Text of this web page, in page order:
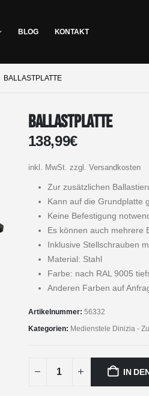
BLOG KONTAKT
BALLASTPLATTE
Ballastplatte
138,99€
inkl. MwSt. zzgl. Versandkosten
Zur zusätzlichen
Kann auf die Grundplatte
Keine Befestigung
Es können auch mehrere
Inklusive Stellschrauben
Material: Stahl
Farbe: nach RAL 9005
Anderen Farben auf
Artikelnummer: 56332
Kategorien: Medienstele Dinizia -
IN